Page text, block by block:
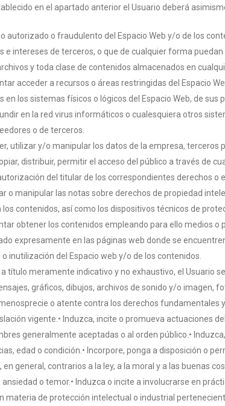
en el apartado anterior el Usuario deberá
autorizado o fraudulento del Espacio Web y/o de los
e intereses de terceros, o que de cualquier forma
y toda clase de contenidos almacenados en
acceder a recursos o áreas restringidas del Espacio
en los sistemas físicos o lógicos del Espacio Web, de sus
en la red virus informáticos o cualesquiera otros
o de terceros.
utilizar y/o manipular los datos de la empresa, terceros
distribuir, permitir el acceso del público a través de
del titular de los correspondientes derechos o
o manipular las notas sobre derechos de propiedad
los contenidos, así como los dispositivos técnicos de
obtener los contenidos empleando para ello medios
expresamente en las páginas web donde se
inutilización del Espacio web y/o de los contenidos.
a título meramente indicativo y no exhaustivo, el
gráficos, dibujos, archivos de sonido y/o imagen,
o atente contra los derechos fundamentales
vigente.• Induzca, incite o promueva actuaciones
generalmente aceptadas o al orden público.•
edad o condición.• Incorpore, ponga a disposición o
en general, contrarios a la ley, a la moral y a las buenas
o temor.• Induzca o incite a involucrarse en
materia de protección intelectual o industrial